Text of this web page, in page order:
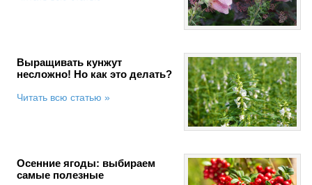
Выращивать кунжут
несложно! Но как это делать?
Читать всю статью »
Осенние ягоды: выбираем
самые полезные